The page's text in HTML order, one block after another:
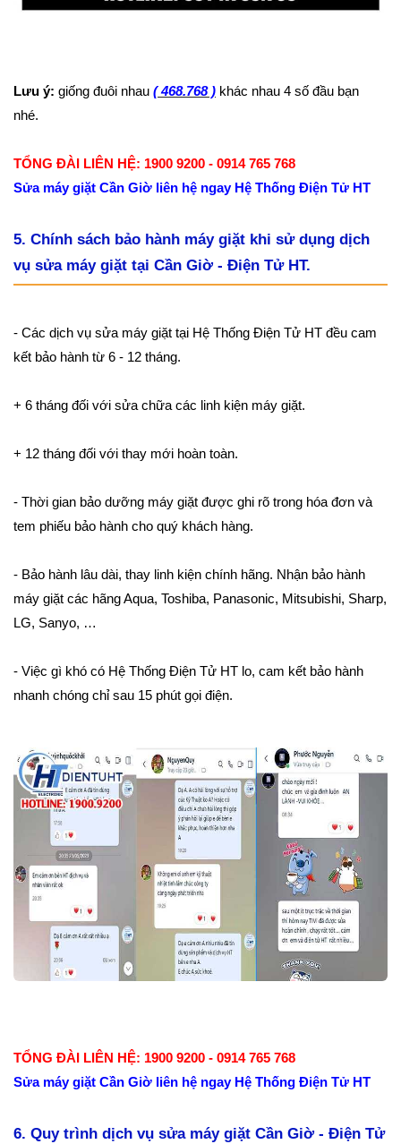
Lưu ý: giống đuôi nhau ( 468.768 ) khác nhau 4 số đầu bạn
nhé.
TỔNG ĐÀI LIÊN HỆ: 1900 9200 - 0914 765 768
Sửa máy giặt Cần Giờ liên hệ ngay Hệ Thống Điện Tử HT
5. Chính sách bảo hành máy giặt khi sử dụng dịch
vụ sửa máy giặt tại Cần Giờ - Điện Tử HT.
- Các dịch vụ sửa máy giặt tại Hệ Thống Điện Tử HT đều cam
kết bảo hành từ 6 - 12 tháng.
+ 6 tháng đối với sửa chữa các linh kiện máy giặt.
+ 12 tháng đối với thay mới hoàn toàn.
- Thời gian bảo dưỡng máy giặt được ghi rõ trong hóa đơn và
tem phiếu bảo hành cho quý khách hàng.
- Bảo hành lâu dài, thay linh kiện chính hãng. Nhận bảo hành
máy giặt các hãng Aqua, Toshiba, Panasonic, Mitsubishi, Sharp,
LG, Sanyo, …
- Việc gì khó có Hệ Thống Điện Tử HT lo, cam kết bảo hành
nhanh chóng chỉ sau 15 phút gọi điện.
TỔNG ĐÀI LIÊN HỆ: 1900 9200 - 0914 765 768
Sửa máy giặt Cần Giờ liên hệ ngay Hệ Thống Điện Tử HT
6. Quy trình dịch vụ sửa máy giặt Cần Giờ - Điện Tử